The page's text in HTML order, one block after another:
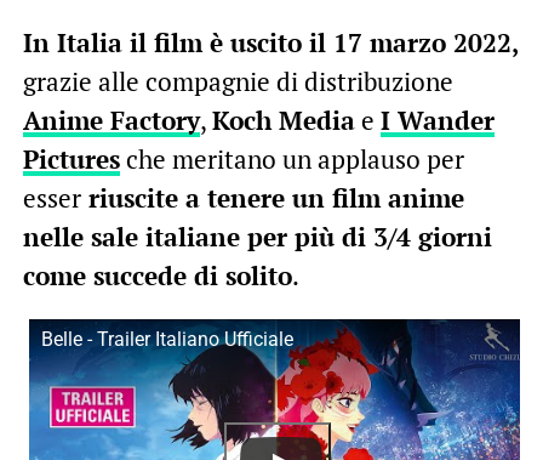
In Italia il film è uscito il 17 marzo 2022,
grazie alle compagnie di distribuzione
Anime Factory,Koch Mediae I Wander
Picturesche meritano un applauso per
esserriuscite a tenere un film anime
nelle sale italiane per più di 3/4 giorni
come succede di solito.
Belle - Trailer Italiano Ufficiale